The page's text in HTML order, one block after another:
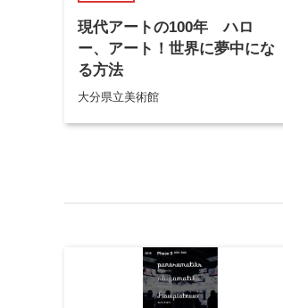
現代アートの100年 ハロ
ー、アート！世界に夢中にな
る方法
大分県立美術館